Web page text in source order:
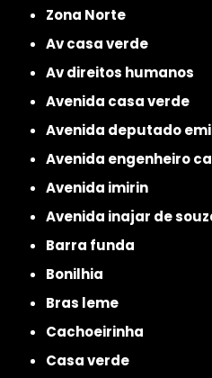
Zona Norte
av casa verde
av direitos humanos
avenida casa verde
avenida deputado
avenida engenheiro
avenida imirin
avenida inajar de
barra funda
bonilhia
bras leme
cachoeirinha
casa verde